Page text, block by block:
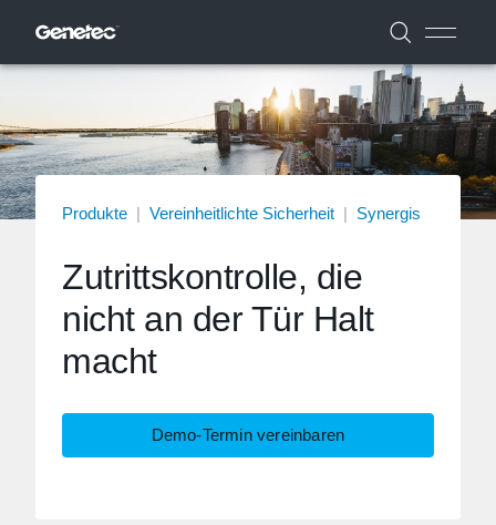
Produkte | Vereinheitlichte Sicherheit | Synergis
Zutrittskontrolle, die
nicht an der Tür Halt
macht
Demo-Termin vereinbaren